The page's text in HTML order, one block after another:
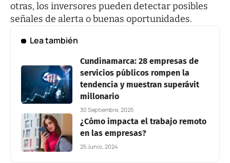
otras, los inversores pueden detectar posibles
señales de alerta o buenas oportunidades.
Lea también
Cundinamarca: 28 empresas de
servicios públicos rompen la
tendencia y muestran superávit
millonario
30 Septiembre, 2025
¿Cómo impacta el trabajo remoto
en las empresas?
25 Junio, 2024